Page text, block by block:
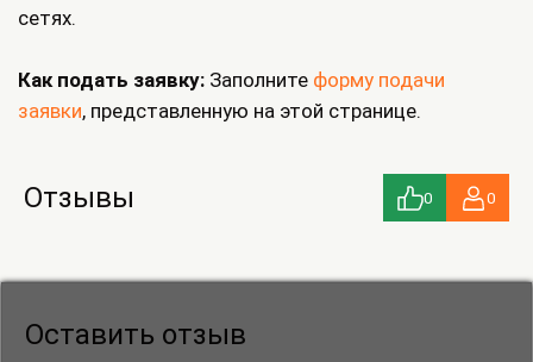
сетях.
Как подать заявку: Заполните форму подачи
заявки, представленную на этой странице.
Отзывы 0 0
Оставить отзыв